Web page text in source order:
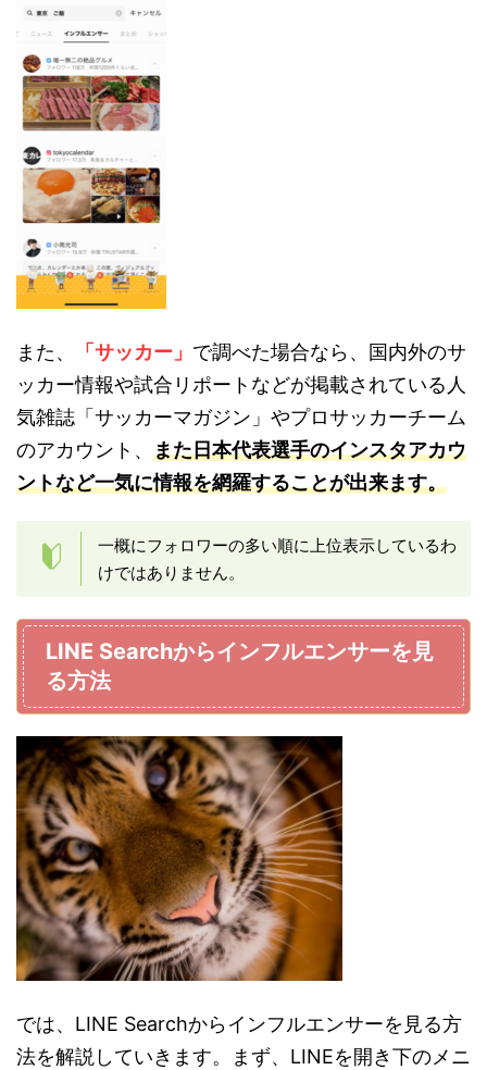
また、 「サッカー」 で調べた場合なら、国内外のサ
ッカー情報や試合リポートなどが掲載されている人
気雑誌「サッカーマガジン」やプロサッカーチーム
のアカウント、 また日本代表選手のインスタアカウ
ントなど一気に情報を網羅することが出来ます。
一概にフォロワーの多い順に上位表示しているわ
けではありません。
LINE Searchからインフルエンサーを見
る方法
では、LINE Searchからインフルエンサーを見る方
法を解説していきます。まず、LINEを開き下のメニ